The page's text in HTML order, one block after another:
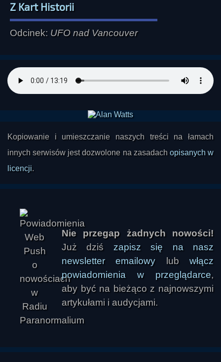
Z Kart Historii
Odcinek: UFO nad Vancouver
Kopiowanie i umieszczanie naszych treści na łamach
innych serwisów jest dozwolone na zasadach opisanych w
licencji.
Nie przegap żadnych nowości!
Już dziś zapisz się na nasz
newsletter emailowy lubwłącz
powiadomienia w przeglądarce,
aby być na bieżąco z najnowszymi
artykułami i audycjami.